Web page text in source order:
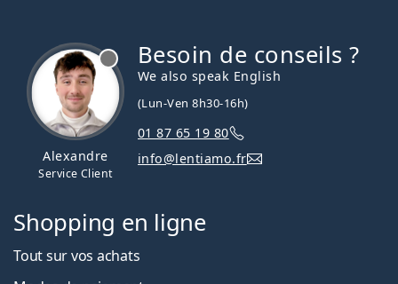
Alexandre
Service Client
Besoin de conseils ?
We also speak English
(Lun-Ven 8h30-16h)
01 87 65 19 80
info@lentiamo.fr
Shopping en ligne
Tout sur vos achats